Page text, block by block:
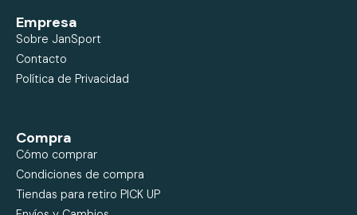
Empresa
Sobre JanSport
Contacto
Política de Privacidad
Compra
Cómo comprar
Condiciones de compra
Tiendas para retiro PICK UP